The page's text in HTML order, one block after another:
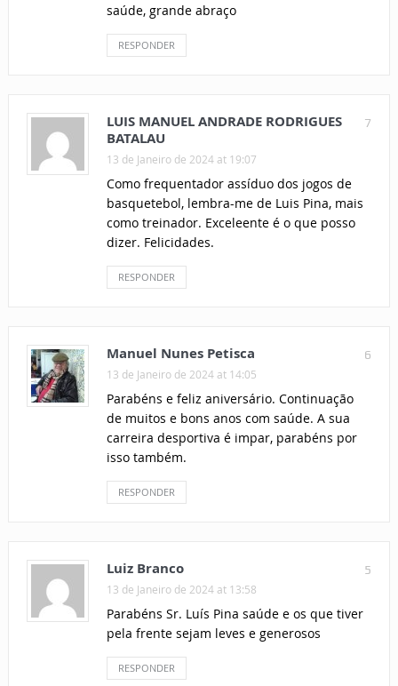
saúde, grande abraço
RESPONDER
7
LUIS MANUEL ANDRADE RODRIGUES
BATALAU
13 de Janeiro de 2024 at 19:07
Como frequentador assíduo dos jogos de
basquetebol, lembra-me de Luis Pina, mais
como treinador. Exceleente é o que posso
dizer. Felicidades.
RESPONDER
6
Manuel Nunes Petisca
13 de Janeiro de 2024 at 14:05
Parabéns e feliz aniversário. Continuação
de muitos e bons anos com saúde. A sua
carreira desportiva é impar, parabéns por
isso também.
RESPONDER
5
Luiz Branco
13 de Janeiro de 2024 at 13:58
Parabéns Sr. Luís Pina saúde e os que tiver
pela frente sejam leves e generosos
RESPONDER